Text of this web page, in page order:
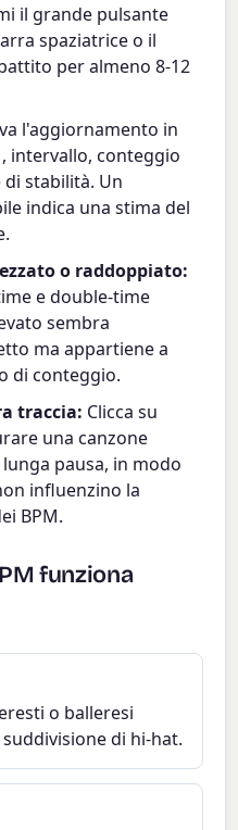
il grande pulsante
spaziatrice o il
per almeno 8-12
l'aggiornamento in
intervallo, conteggio
stabilità. Un
indica una stima del
o raddoppiato:
e double-time
sembra
ma appartiene a
di conteggio.
traccia: Clicca su
una canzone
pausa, in modo
influenzino la
BPM.
funziona
o balleresi
di hi-hat.